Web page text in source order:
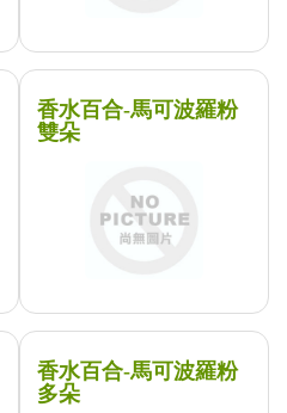
香水百合-馬可波羅粉
雙朵
香水百合-馬可波羅粉
多朵